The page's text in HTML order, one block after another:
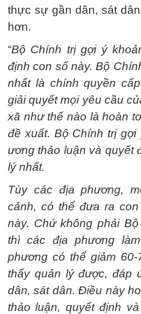
thực sự gần dân, sát
hơn.
“Bộ Chính trị gợi ý
định con số này. Bộ
nhất là chính quyền
giải quyết mọi yêu cầu
xã như thế nào là hoàn
đề xuất. Bộ Chính trị
ương thảo luận và quyết
lý nhất.
Tùy các địa phương,
cảnh, có thể đưa ra
này. Chứ không phải
thì các địa phương
phương có thể giảm
thấy quản lý được, đáp
dân, sát dân. Điều này
thảo luận, quyết định